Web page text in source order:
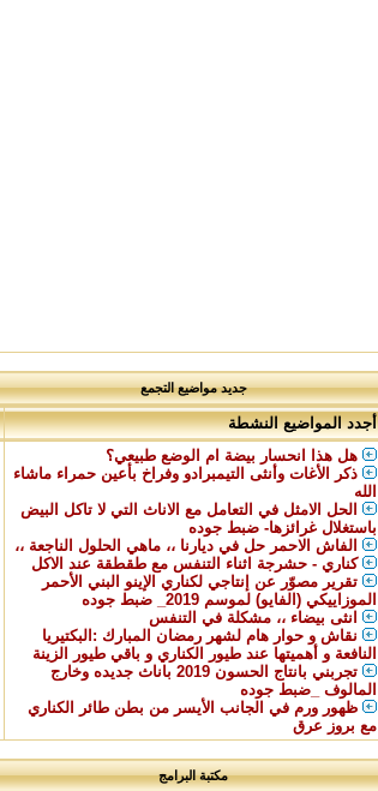
جديد مواضيع التجمع
أجدد المواضيع النشطة
هل هذا انحسار بيضة ام الوضع طبيعي؟
ذكر الأغات وأنثى التيمبرادو وفراخ بأعين حمراء ماشاء
الله
الحل الامثل في التعامل مع الاناث التي لا تاكل البيض
باستغلال غرائزها- ضبط جوده
الفاش الاحمر حل في ديارنا ،، ماهي الحلول الناجعة ،،
كناري - حشرجة اثناء التنفس مع طقطقة عند الاكل
تقرير مصوّر عن إنتاجي لكناري الإينو البني الأحمر
الموزاييكي (الفايو) لموسم 2019_ ضبط جوده
انثى بيضاء ،، مشكلة في التنفس
نقاش و حوار هام لشهر رمضان المبارك :البكتيريا
النافعة و أهميتها عند طيور الكناري و باقي طيور الزينة
تجربني بانتاج الحسون 2019 باناث جديده وخارج
المالوف _ضبط جوده
ظهور ورم في الجانب الأيسر من بطن طائر الكناري
مع بروز عرق
مكتبة البرامج